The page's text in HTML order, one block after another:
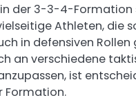
in der 3-3-4-Formation
Athleten, die
in defensiven Rollen
an verschiedene
ist
Formation.